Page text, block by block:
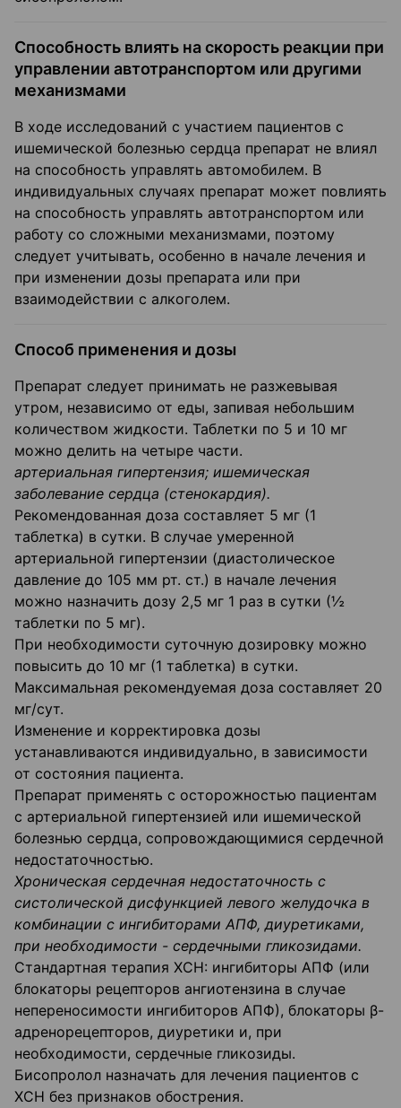
Способность влиять на скорость реакции при
управлении автотранспортом или другими
механизмами
В ходе исследований с участием пациентов с
ишемической болезнью сердца препарат не влиял
на способность управлять автомобилем. В
индивидуальных случаях препарат может повлиять
на способность управлять автотранспортом или
работу со сложными механизмами, поэтому
следует учитывать, особенно в начале лечения и
при изменении дозы препарата или при
взаимодействии с алкоголем.
Способ применения и дозы
Препарат следует принимать не разжевывая
утром, независимо от еды, запивая небольшим
количеством жидкости. Таблетки по 5 и 10 мг
можно делить на четыре части.
артериальная гипертензия; ишемическая
заболевание сердца (стенокардия).
Рекомендованная доза составляет 5 мг (1
таблетка) в сутки. В случае умеренной
артериальной гипертензии (диастолическое
давление до 105 мм рт. ст.) в начале лечения
можно назначить дозу 2,5 мг 1 раз в сутки (½
таблетки по 5 мг).
При необходимости суточную дозировку можно
повысить до 10 мг (1 таблетка) в сутки.
Максимальная рекомендуемая доза составляет 20
мг/сут.
Изменение и корректировка дозы
устанавливаются индивидуально, в зависимости
от состояния пациента.
Препарат применять с осторожностью пациентам
с артериальной гипертензией или ишемической
болезнью сердца, сопровождающимися сердечной
недостаточностью.
Хроническая сердечная недостаточность с
систолической дисфункцией левого желудочка в
комбинации с ингибиторами АПФ, диуретиками,
при необходимости - сердечными гликозидами.
Стандартная терапия ХСН: ингибиторы АПФ (или
блокаторы рецепторов ангиотензина в случае
непереносимости ингибиторов АПФ), блокаторы β-
адренорецепторов, диуретики и, при
необходимости, сердечные гликозиды.
Бисопролол назначать для лечения пациентов с
ХСН без признаков обострения.